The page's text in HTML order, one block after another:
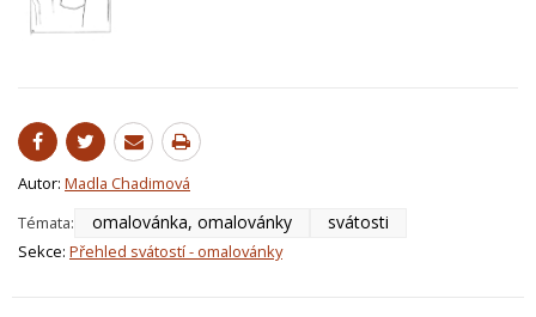
Autor: Madla Chadimová
Témata:
omalovánka, omalovánky svátosti
Sekce: Přehled svátostí - omalovánky